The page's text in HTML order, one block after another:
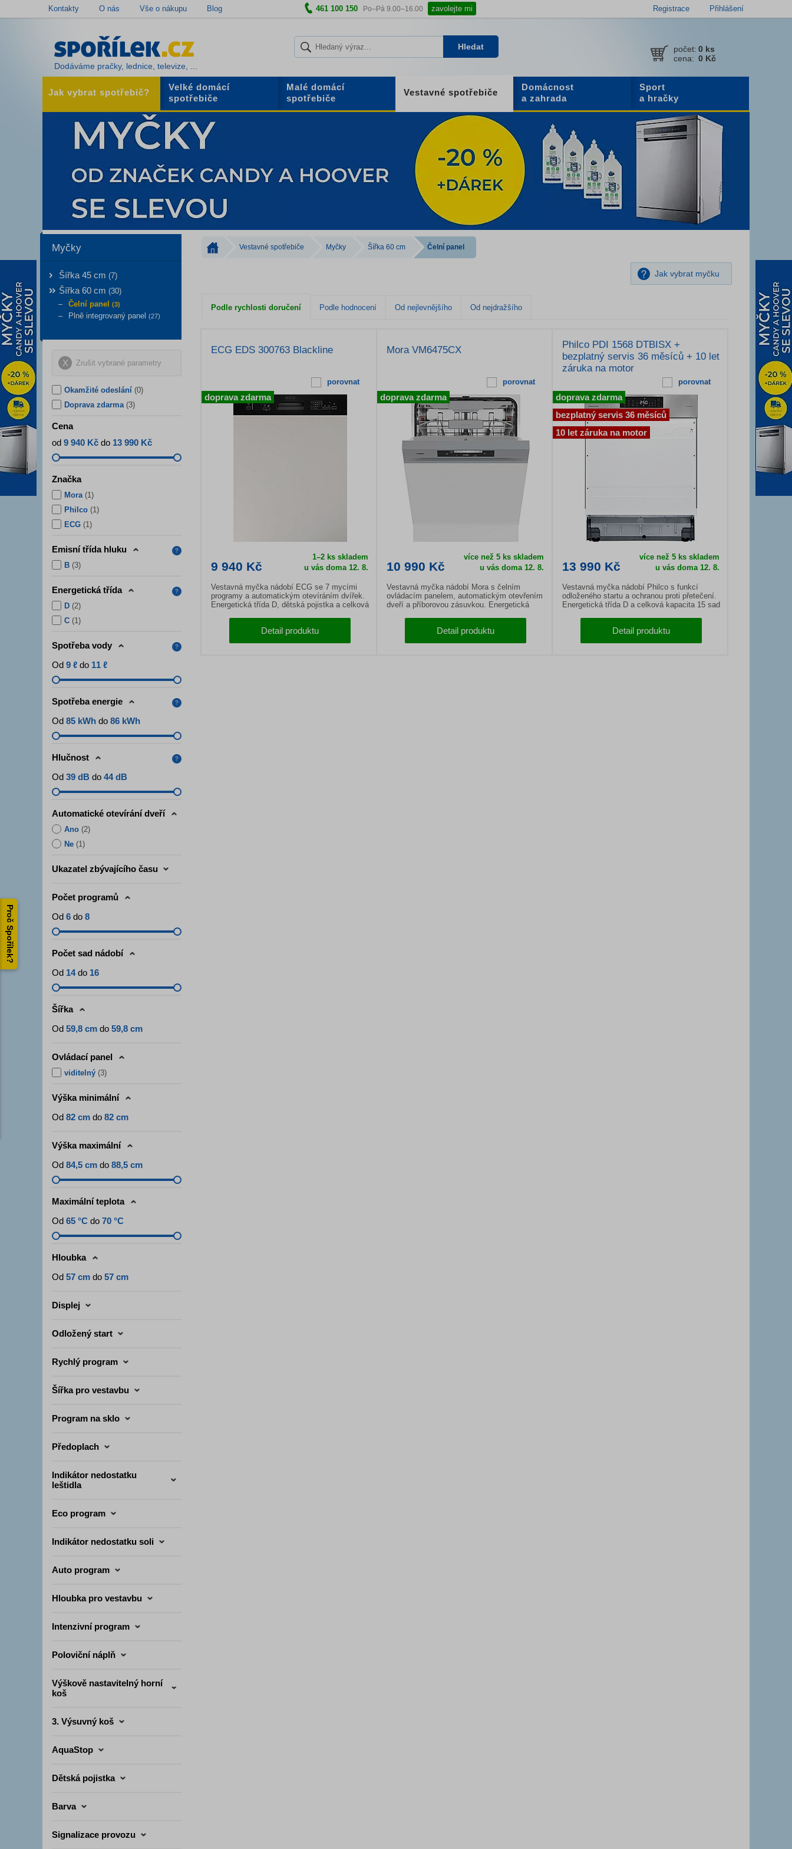
Proč Spořílek?
Kontakty O nás Vše o nákupu Blog 461 100 150 Po–Pá 9.00–16.00 zavolejte mi Registrace Přihlášení
Dodáváme pračky, lednice, televize, ...
počet: 0 ks
cena: 0 Kč
Hledat
Jak vybrat spotřebič?
Velké domácí
spotřebiče
Malé domácí
spotřebiče
Vestavné spotřebiče
Domácnost
a zahrada
Sport
a hračky
Vestavné spotřebiče Myčky Šířka 60 cm Čelní panel
Jak vybrat myčku
Podle rychlosti doručení Podle hodnocení Od nejlevnějšího Od nejdražšího
ECG EDS 300763 Blackline
porovnat
9 940 Kč
1–2 ks skladem
u vás doma 12. 8.
Vestavná myčka nádobí ECG se 7 mycími
programy a automatickým otevíráním dvířek.
Energetická třída D, dětská pojistka a celková
Detail produktu
doprava zdarma
Mora VM6475CX
porovnat
10 990 Kč
více než 5 ks skladem
u vás doma 12. 8.
Vestavná myčka nádobí Mora s čelním
ovládacím panelem, automatickým otevřením
dveří a příborovou zásuvkou. Energetická
Detail produktu
doprava zdarma
Philco PDI 1568 DTBISX +
bezplatný servis 36 měsíců + 10 let
záruka na motor
porovnat
13 990 Kč
více než 5 ks skladem
u vás doma 12. 8.
Vestavná myčka nádobí Philco s funkcí
odloženého startu a ochranou proti přetečení.
Energetická třída D a celková kapacita 15 sad
Detail produktu
bezplatný servis 36 měsíců
10 let záruka na motor
doprava zdarma
Myčky
Šířka 45 cm (7)
Šířka 60 cm (30)
Čelní panel
(3)
Plně integrovaný panel (27)
Zrušit vybrané parametry
Okamžité odeslání (0)
Doprava zdarma (3)
Cena
od 9 940 Kč do 13 990 Kč
Značka
Mora (1)
Philco (1)
ECG (1)
Emisní třída hluku ?
B (3)
Energetická třída ?
D (2)
C (1)
Spotřeba vody ?
Od 9 ℓ do 11 ℓ
Spotřeba energie ?
Od 85 kWh do 86 kWh
Hlučnost ?
Od 39 dB do 44 dB
Automatické otevírání dveří
Ano (2)
Ne (1)
Ukazatel zbývajícího času
Počet programů
Od 6 do 8
Počet sad nádobí
Od 14 do 16
Šířka
Od 59,8 cm do 59,8 cm
Ovládací panel
viditelný (3)
Výška minimální
Od 82 cm do 82 cm
Výška maximální
Od 84,5 cm do 88,5 cm
Maximální teplota
Od 65 °C do 70 °C
Hloubka
Od 57 cm do 57 cm
Displej
Odložený start
Rychlý program
Šířka pro vestavbu
Program na sklo
Předoplach
Indikátor nedostatku
leštidla
Eco program
Indikátor nedostatku soli
Auto program
Hloubka pro vestavbu
Intenzivní program
Poloviční náplň
Výškově nastavitelný horní
koš
3. Výsuvný koš
AquaStop
Dětská pojistka
Barva
Signalizace provozu